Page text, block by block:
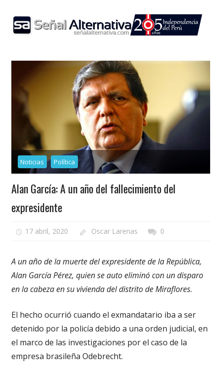
content
Noticias Política
Alan García: A un año del fallecimiento del
expresidente
17 abril, 2020 Oscar Larenas 0
A un año de la muerte del expresidente de la República,
Alan García Pérez, quien se auto eliminó con un disparo
en la cabeza en su vivienda del distrito de Miraflores.
El hecho ocurrió cuando el exmandatario iba a ser
detenido por la policía debido a una orden judicial, en
el marco de las investigaciones por el caso de la
empresa brasileña Odebrecht.